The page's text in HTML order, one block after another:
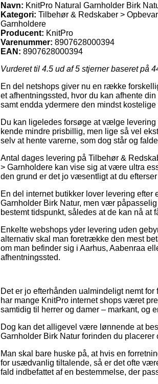
Navn: KnitPro Natural Garnholder Birk
Kategori: Tilbehør & Redskaber >
Garnholdere
Producent: KnitPro
Varenummer: 8907628000394
EAN: 8907628000394
Vurderet til 4.5 ud af 5 stjerner baseret på
En del netshops giver nu en række
et afhentningssted, hvor du kan afhente
samt endda ydermere den mindst
Du kan ligeledes forsøge at vælge
kende mindre prisbillig, men lige så vel
selv at hente varerne, som dog står og
Antal dages levering på Tilbehør &
> Garnholdere kan vise sig at være ultra
den grund er det jo væsentligt at du
En del internet butikker lover levering efter
Garnholder Birk Natur, men vær
bestemt tidspunkt, således at de kan nå at
Enkelte webshops yder levering uden
alternativ skal man foretrække den mest
om man befinder sig i Aarhus, Aabenraa
afhentningssted.
Det er jo efterhånden ualmindeligt nemt
har mange KnitPro internet shops været
samtidig til herrer og damer – markant, og
Dog kan det alligevel være lønnende at
Garnholder Birk Natur forinden du
Man skal bare huske på, at hvis en
for usædvanlig tiltalende, så er det ofte
fald indbefattet af en bestemmelse, der